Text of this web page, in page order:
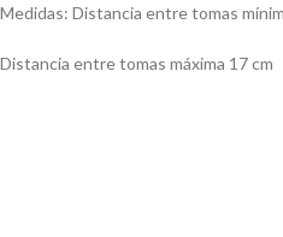
Medidas: Distancia entre tomas
Distancia entre tomas máxima 17 cm